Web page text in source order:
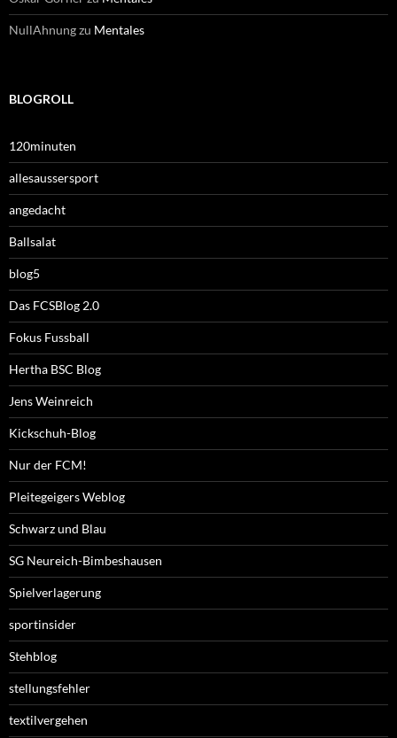
NullAhnungzu Mentales
BLOGROLL
120minuten
allesaussersport
angedacht
Ballsalat
blog5
Das FCSBlog 2.0
Fokus Fussball
Hertha BSC Blog
Jens Weinreich
Kickschuh-Blog
Nur der FCM!
Pleitegeigers Weblog
Schwarz und Blau
SG Neureich-Bimbeshausen
Spielverlagerung
sportinsider
Stehblog
stellungsfehler
textilvergehen